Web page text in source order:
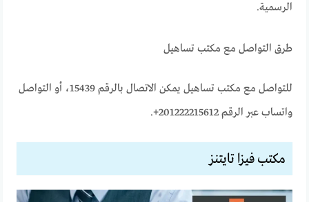
الرسمية.
طرق التواصل مع مكتب تساهيل
للتواصل مع مكتب تساهيل يمكن الاتصال بالرقم 15439، أو التواصل
واتساب عبر الرقم 201222215612+.
مكتب فيزا تايتنز